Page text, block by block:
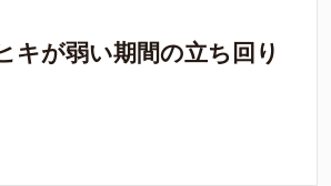
キが弱い期間の立ち回り